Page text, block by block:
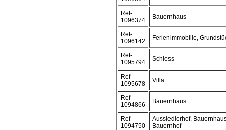
Ref-
1096374
Bauernhaus
Ref-
1096142
Ferienimmobilie,
Ref-
1095794
Schloss
Ref-
1095678
Villa
Ref-
1094866
Bauernhaus
Ref-
1094750
Aussiedlerhof,
Bauernhof